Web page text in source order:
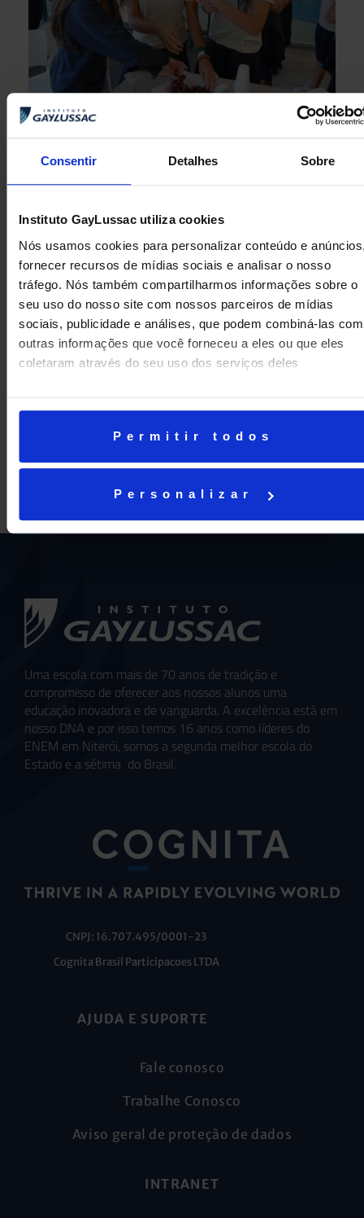
Consentir Detalhes Sobre
Instituto GayLussac utiliza cookies
Nós usamos cookies para personalizar conteúdo e
fornecer recursos de mídias sociais e analisar o nosso
tráfego. Nós também compartilharmos informações sobre o
seu uso do nosso site com nossos parceiros de mídias
sociais, publicidade e análises, que podem combiná-las com
outras informações que você forneceu a eles ou que eles
coletaram através do seu uso dos serviços deles
Permitir todos
Personalizar
ANTERIOR
Uma escola com mais de 70 anos de tradição e
compromisso de oferecer aos nossos alunos uma
educação inovadora e de vanguarda. A excelência está em
nosso DNA e por isso temos 16 anos como líderes do
ENEM em Niterói, somos a segunda melhor escola do
Estado e a sétima do Brasil.
CNPJ: 16.707.495/0001-23
Cognita Brasil Participacoes LTDA
AJUDA E SUPORTE
Fale conosco
Trabalhe Conosco
Aviso geral de proteção de dados
INTRANET